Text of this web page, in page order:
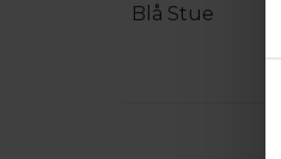
Blå Stue